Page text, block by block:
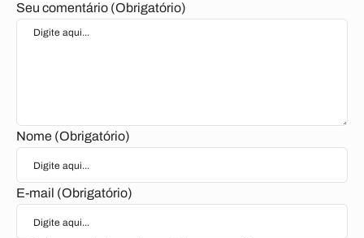
Seu comentário (Obrigatório)
Nome (Obrigatório)
E-mail (Obrigatório)